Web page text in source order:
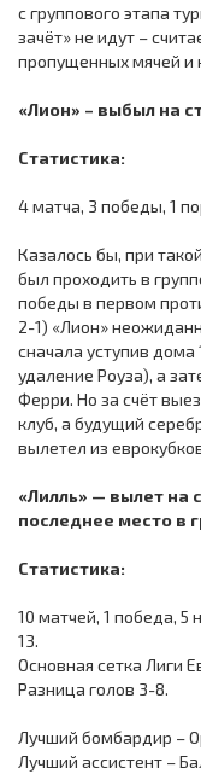
с группового этапа
зачёт» не идут –
пропущенных мячей и
«Лион» – выбыл на
Статистика:
4 матча, 3 победы, 1
Казалось бы, при
был проходить в
победы в первом
2-1) «Лион»
сначала уступив дома
удаление Роуза), а
Ферри. Но за счёт
клуб, а будущий
вылетел из
«Лилль» — вылет на
последнее место в
Статистика:
10 матчей, 1 победа, 5
13.
Основная сетка Лиги
Разница голов 3-8.
Лучший бомбардир –
Лучший ассистент –